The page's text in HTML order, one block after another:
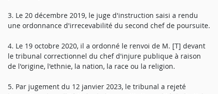
3. Le 20 décembre 2019, le juge d'instruction saisi a rendu
une ordonnance d'irrecevabilité du second chef de poursuite.
4. Le 19 octobre 2020, il a ordonné le renvoi de M. [T] devant
le tribunal correctionnel du chef d'injure publique à raison
de l'origine, l'ethnie, la nation, la race ou la religion.
5. Par jugement du 12 janvier 2023, le tribunal a rejeté